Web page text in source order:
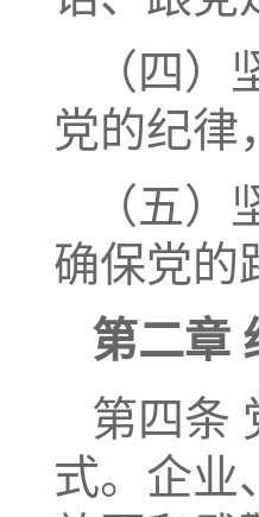
（四
党的纪律
（五
确保党的
第二章
第四条
式。企业